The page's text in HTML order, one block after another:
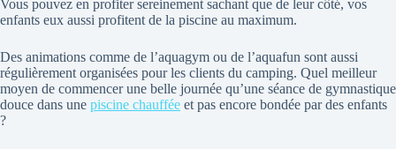
Vous pouvez en profiter sereinement sachant que de leur côté, vos
enfants eux aussi profitent de la piscine au maximum.
Des animations comme de l’aquagym ou de l’aquafun sont aussi
régulièrement organisées pour les clients du camping. Quel meilleur
moyen de commencer une belle journée qu’une séance de gymnastique
douce dans une piscine chauffée et pas encore bondée par des enfants
?